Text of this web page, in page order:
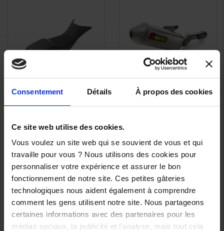
Consentement Détails À propos des cookies
Ce site web utilise des cookies.
Vous voulez un site web qui se souvient de vous et qui
travaille pour vous ? Nous utilisons des cookies pour
personnaliser votre expérience et assurer le bon
fonctionnement de notre site. Ces petites gâteries
technologiques nous aident également à comprendre
comment les gens utilisent notre site. Nous partageons
certaines informations avec des partenaires pour les
médias sociaux, la publicité et l'analyse, mais tout cela
KTM 790/890
(19-26)
199,08 €
Silencieux Akrapovic
pour KTM 790/890